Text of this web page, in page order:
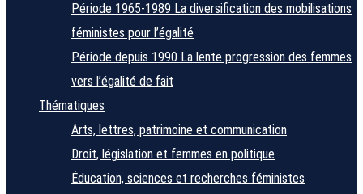
Période 1965-1989 La diversification des mobilisations
féministes pour l’égalité
Période depuis 1990 La lente progression des femmes
vers l’égalité de fait
Thématiques
Arts, lettres, patrimoine et communication
Droit, législation et femmes en politique
Éducation, sciences et recherches féministes